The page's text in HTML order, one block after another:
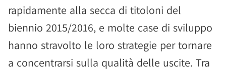
rapidamente alla secca di titoloni del
biennio 2015/2016, e molte case di sviluppo
hanno stravolto le loro strategie per tornare
a concentrarsi sulla qualità delle uscite. Tra